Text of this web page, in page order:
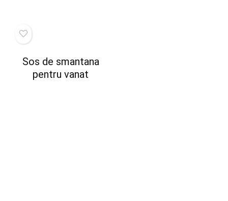
Sos de smantana
pentru vanat